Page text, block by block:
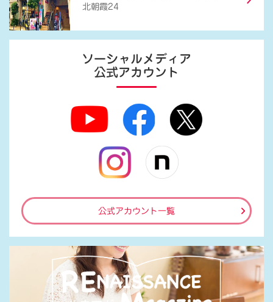
北朝霞24
ソーシャルメディア
公式アカウント
公式アカウント一覧